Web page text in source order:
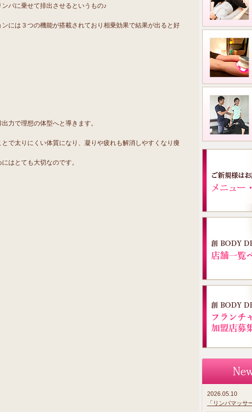
パに乗せて排出させるというもの♪
には３つの機能が搭載されており相乗効果で結果が出ると好
力で理想の体型へと導きます。
で太りにくい体質になり、凝りや疲れも解消しやすくなり痩
はとても大切なのです。
2026.05.10
「リンパマッサ